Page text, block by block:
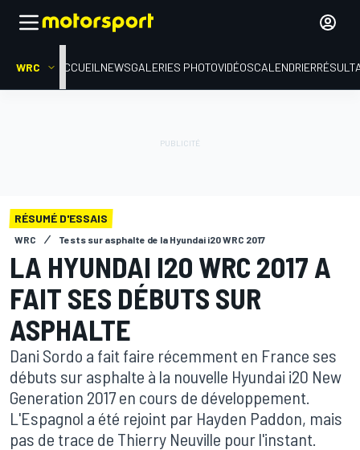
WRC ACCUEIL NEWSGALERIES PHOTOVIDÉOSCALENDRIER
RÉSUMÉ D'ESSAIS
WRC Tests sur asphalte de la Hyundai i20 WRC 2017
LA HYUNDAI I20 WRC 2017 A
FAIT SES DÉBUTS SUR
ASPHALTE
Dani Sordo a fait faire récemment en France ses
débuts sur asphalte à la nouvelle Hyundai i20 New
Generation 2017 en cours de développement.
L'Espagnol a été rejoint par Hayden Paddon, mais
pas de trace de Thierry Neuville pour l'instant.